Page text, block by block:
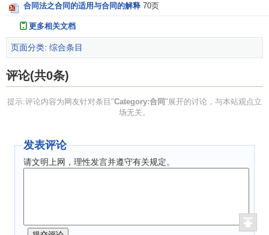
合同法之合同的适用与合同的解释 70页
更多相关文档
页面分类: 综合条目
评论(共0条)
提示:评论内容为网友针对条目"Category:合同"展开的讨论，与本站观点立
场无关。
发表评论
请文明上网，理性发言并遵守有关规定。